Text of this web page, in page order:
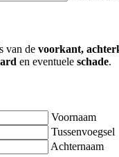
van de voorkant,
en eventuele schade.
Voornaam
Tussenvoegsel
Achternaam